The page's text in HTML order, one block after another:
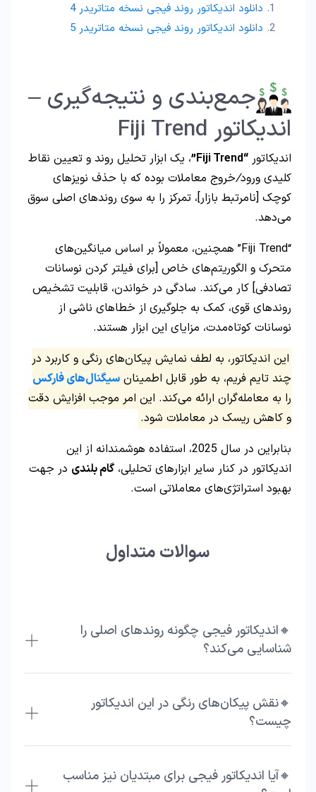
دانلود اندیکاتور روند فیجی نسخه متاتریدر 4
دانلود اندیکاتور روند فیجی نسخه متاتریدر 5
جمع‌بندی و نتیجه‌گیری –
اندیکاتور Fiji Trend
اندیکاتور “Fiji Trend”
، یک ابزار تحلیل روند و تعیین نقاط
کلیدی ورود/خروج معاملات بوده که با حذف نویزهای
کوچک [نامرتبط بازار]، تمرکز را به سوی روندهای اصلی سوق
می‌دهد.
“Fiji Trend” همچنین، معمولاً بر اساس میانگین‌های
متحرک و الگوریتم‌های خاص [برای فیلتر کردن نوسانات
تصادفی] کار می‌کند. سادگی در خواندن، قابلیت تشخیص
روندهای قوی، کمک به جلوگیری از خطاهای ناشی از
نوسانات کوتاه‌مدت، مزایای این ابزار هستند.
این اندیکاتور، به لطف نمایش پیکان‌های رنگی و کاربرد در
چند تایم فریم، به طور قابل اطمینان سیگنال‌های فارکس
را به معامله‌گران ارائه می‌کند. این امر موجب افزایش دقت
و کاهش ریسک در معاملات شود.
بنابراین در سال 2025، استفاده هوشمندانه از این
اندیکاتور در کنار سایر ابزارهای تحلیلی، گام بلندی در جهت
بهبود استراتژی‌های معاملاتی است.
سوالات متداول
🔸اندیکاتور فیجی چگونه روندهای اصلی را
شناسایی می‌کند؟
🔸نقش پیکان‌های رنگی در این اندیکاتور
چیست؟
🔸آیا اندیکاتور فیجی برای مبتدیان نیز مناسب